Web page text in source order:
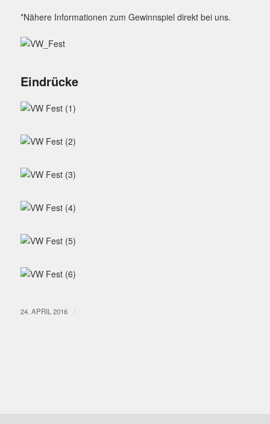
*Nähere Informationen zum Gewinnspiel direkt bei uns.
Eindrücke
24. APRIL 2016 /